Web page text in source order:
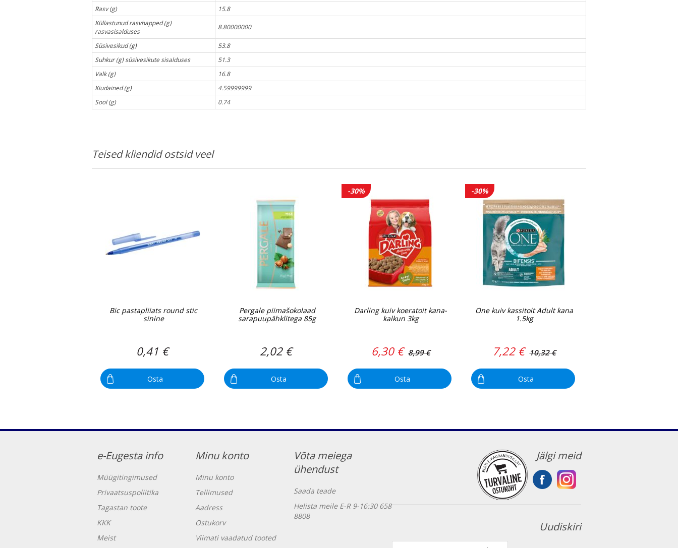
Rasv (g)
15.8
Küllastunud rasvhapped (g)
rasvasisalduses
8.80000000
Süsivesikud (g)
53.8
Suhkur (g) süsivesikute sisalduses
51.3
Valk (g)
16.8
Kiudained (g)
4.59999999
Sool (g)
0.74
Teised kliendid ostsid veel
Bic pastapliiats round stic
sinine
0,41 €
Osta
Pergale piimašokolaad
sarapuupähklitega 85g
2,02 €
Osta
-30%
Darling kuiv koeratoit kana-
kalkun 3kg
6,30 € 8,99 €
Osta
-30%
One kuiv kassitoit Adult kana
1.5kg
7,22 € 10,32 €
Osta
e-Eugesta info
Müügitingimused
Privaatsuspoliitika
Tagastan toote
KKK
Meist
Minu konto
Minu konto
Tellimused
Aadress
Ostukorv
Viimati vaadatud tooted
Võta meiega
ühendust
Saada teade
Helista meile E-R 9-16:30 658
8808
Jälgi meid
Uudiskiri